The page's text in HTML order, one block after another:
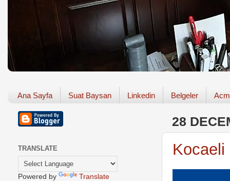
Ana Sayfa Suat Baysan Linkedin Belgeler
28
Kocaeli
TRANSLATE
Powered by Translate